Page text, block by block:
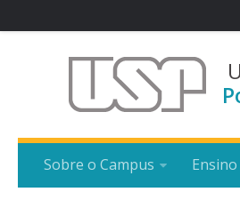
Sobre o Campus Ensino